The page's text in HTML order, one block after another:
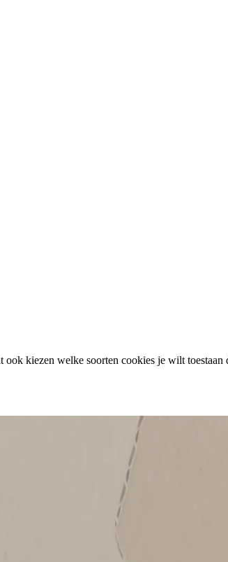
kiezen welke soorten cookies je wilt